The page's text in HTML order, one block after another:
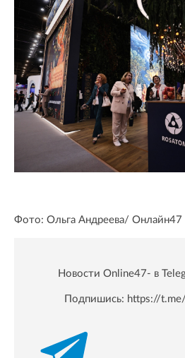
Фото: Ольга Андреева/ Oнлайн47
Новости Online47- в
Подпишись: https://